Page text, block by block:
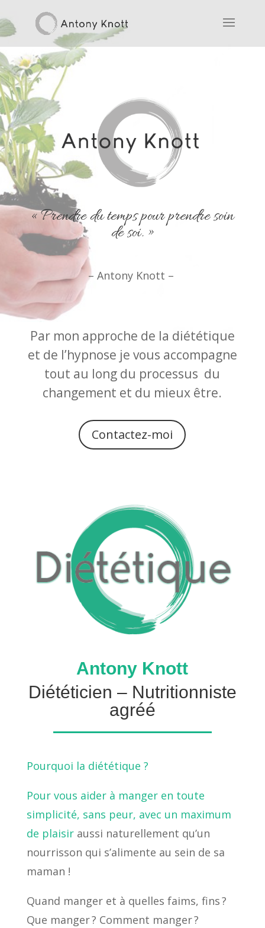
« Prendre du temps pour prendre soin
de soi. »
– Antony Knott –
Par mon approche de la diététique
et de l’hypnose je vous accompagne
tout au long du processus du
changement et du mieux être.
Contactez-moi
Antony Knott
Diététicien – Nutritionniste
agréé
Pourquoi la diététique ?
Pour vous aider à manger en toute
simplicité, sans peur, avec un maximum
de plaisiraussi naturellement qu’un
nourrisson qui s’alimente au sein de sa
maman !
Quand manger et à quelles faims, fins ?
Que manger ? Comment manger ?